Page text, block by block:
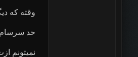
وقته که
حد
نمیتونم